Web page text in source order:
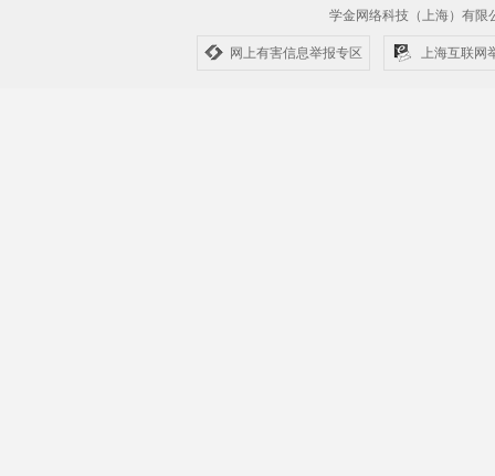
学金网络科技（上海）有
网上有害信息举报专区 上海互联网